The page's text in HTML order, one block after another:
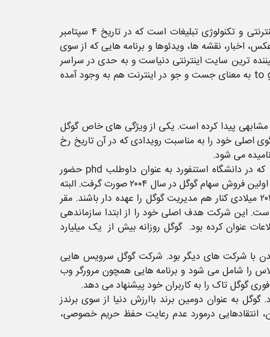
یک شرکت فعال در عرصه جست و جوی اینترنتی و تکنولوژی تبلیغات است که در تاریخ ۴ سپتامبر
اخبار، نقشه ها، ویدئوها و برنامه هایی که از سوی
ترین سایت اینترنتی دنیاست و به حدی در سراسر
دنیا محبوب است که در زبان انگلیسی حتی فعل to google به معنای جست و جو در اینترنت هم به وجود آمده
مشابهی پیدا کرده است. یکی از ویژگی های خاص گوگل
خود را به مناسبت رویدادی که در آن تاریخ رخ
شرکت گوگل توسط لری پیج و سرگئی برین تاسیس شد که در دانشگاه استنفورد به عنوان داوطلب phd حضور
داشتند و به آن ها لقب «پسران گوگل» اطلاق شده است. اولین فروش سهام گوگل در سال ۲۰۰۴ صورت گرفت. البته
پیج، برین و اریک اشمیت قرار گذاشته اند که تا سال ۲۰۲۴ میلادی کنار هم مدیریت گوگل را عهده دار باشند. مقر
ویو کالیفرنیاست. این شرکت هدف اصلی خود را از ابتدا سازماندهی
عنوان کرده بود. گوگل روزانه بیش از یک میلیارد
با شرکت های دیگر بود. شرکت گوگل سرویس هایی
را شامل می شود و برنامه هایی همچون مرورگر وب
گوگل تاک را به کاربران خود پیشنهاد می دهد.
به عنوان دومین برند باارزش دنیا از سوی برندز
انتقادهایی درمورد عدم رعایت حفظ حریم خصوصی،